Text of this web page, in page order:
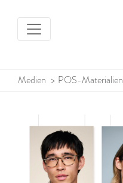
Medien > POS-Materialien